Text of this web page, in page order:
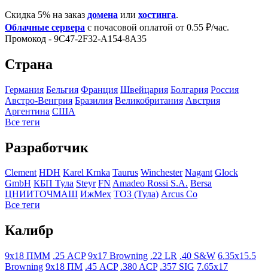
Скидка 5% на заказ домена или хостинга.
Облачные сервера с почасовой оплатой от 0.55 ₽/час.
Промокод - 9C47-2F32-A154-8A35
Страна
Германия Бельгия Франция Швейцария Болгария Росcия
Австро-Венгрия Бразилия Великобритания Австрия
Аргентина США
Все теги
Разработчик
Clement HDH Karel Krnka Taurus Winchester Nagant Glock
GmbH КБП Тула Steyr FN Amadeo Rossi S.A. Bersa
ЦНИИТОЧМАШ ИжМех ТОЗ (Тула) Arcus Co
Все теги
Калибр
9x18 ПММ .25 ACP 9x17 Browning .22 LR .40 S&W 6.35x15.5
Browning 9x18 ПМ .45 ACP .380 ACP .357 SIG 7.65x17